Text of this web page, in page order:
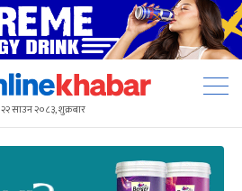
२२ साउन २०८३, शुक्रबार